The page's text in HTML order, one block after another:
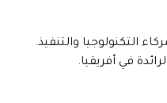
التكنولوجيا والتنفيذ.